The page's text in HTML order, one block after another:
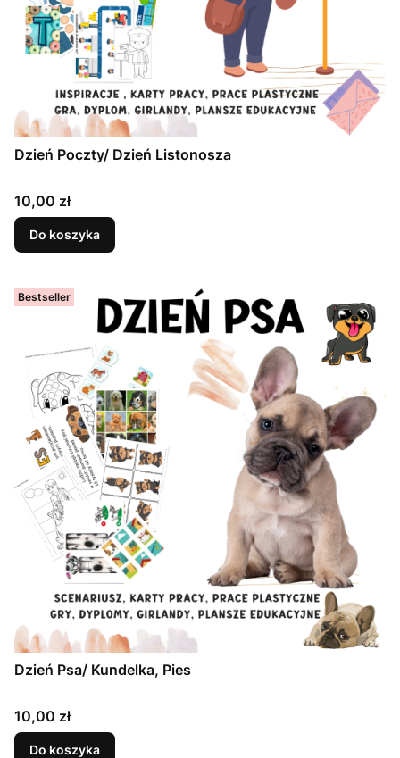
Dzień Poczty/ Dzień Listonosza
Cena
10,00 zł
Do koszyka
Bestseller
Dzień Psa/ Kundelka, Pies
Cena
10,00 zł
Do koszyka